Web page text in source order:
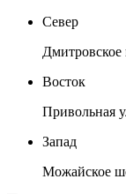
Север
Дмитровское
Восток
Привольная
Запад
Можайское